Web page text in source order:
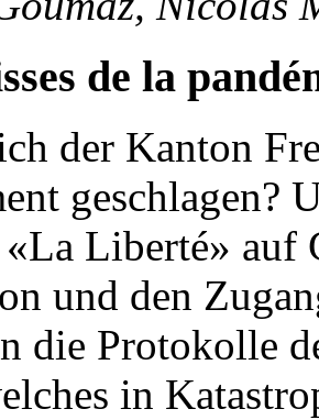
de la
der Kanton
geschlagen?
Liberté» auf
und den
die Protokolle
in